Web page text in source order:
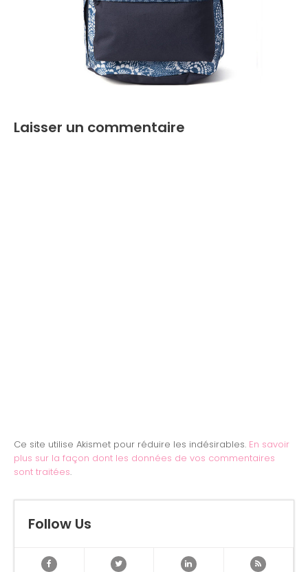
Laisser un commentaire
Ce site utilise Akismet pour réduire les indésirables. En savoir
plus sur la façon dont les données de vos commentaires
sont traitées.
Follow Us